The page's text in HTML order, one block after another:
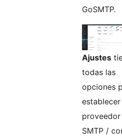
GoSMTP.
Ajustes
todas las
opciones
proveedor
SMTP /